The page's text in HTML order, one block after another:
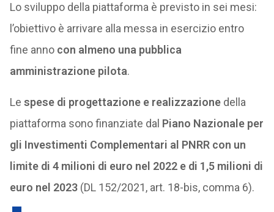
Lo sviluppo della piattaforma è previsto in sei mesi:
l’obiettivo è arrivare alla messa in esercizio entro
fine anno con almeno una pubblica
amministrazione pilota.
Le spese di progettazione e realizzazionedella
piattaforma sono finanziate dal Piano Nazionale per
gli Investimenti Complementari al PNRR con un
limite di 4 milioni di euro nel 2022 e di 1,5 milioni di
euro nel 2023(DL 152/2021, art. 18-bis, comma 6).